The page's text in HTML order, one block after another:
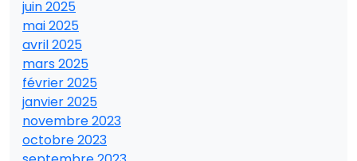
juin 2025
mai 2025
avril 2025
mars 2025
février 2025
janvier 2025
novembre 2023
octobre 2023